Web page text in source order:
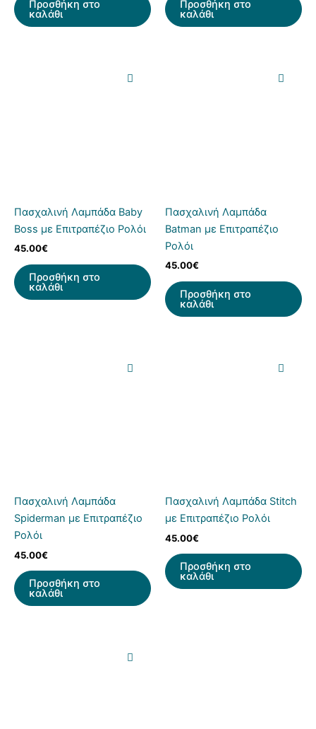
Προσθήκη στο
καλάθι
Προσθήκη στο
καλάθι
Πασχαλινή Λαμπάδα Baby
Boss με Επιτραπέζιο Ρολόι
45.00€
Προσθήκη στο
καλάθι
Πασχαλινή Λαμπάδα
Batman με Επιτραπέζιο
Ρολόι
45.00€
Προσθήκη στο
καλάθι
Πασχαλινή Λαμπάδα
Spiderman με Επιτραπέζιο
Ρολόι
45.00€
Προσθήκη στο
καλάθι
Πασχαλινή Λαμπάδα Stitch
με Επιτραπέζιο Ρολόι
45.00€
Προσθήκη στο
καλάθι